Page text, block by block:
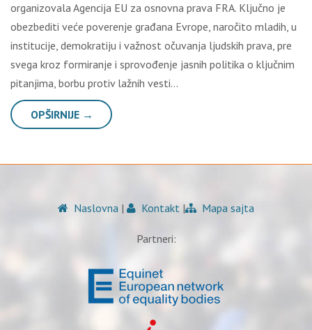
organizovala Agencija EU za osnovna prava FRA. Ključno je
obezbediti veće poverenje građana Evrope, naročito mladih, u
institucije, demokratiju i važnost očuvanja ljudskih prava, pre
svega kroz formiranje i sprovođenje jasnih politika o ključnim
pitanjima, borbu protiv lažnih vesti…
OPŠIRNIJE →
Naslovna | Kontakt | Mapa sajta
Partneri: